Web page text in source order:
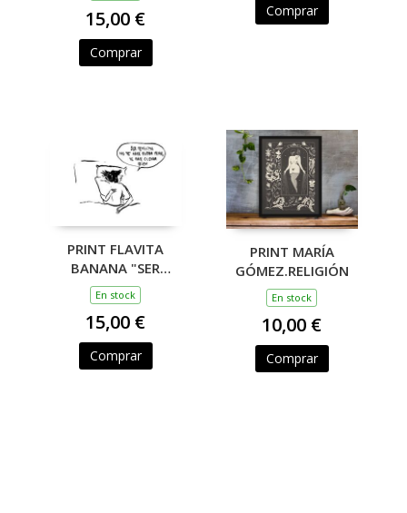
15,00 €
Comprar
Comprar
PRINT FLAVITA
BANANA "SER
FEMINISTA"
En stock
15,00 €
Comprar
PRINT MARÍA
GÓMEZ.RELIGIÓN
En stock
10,00 €
Comprar